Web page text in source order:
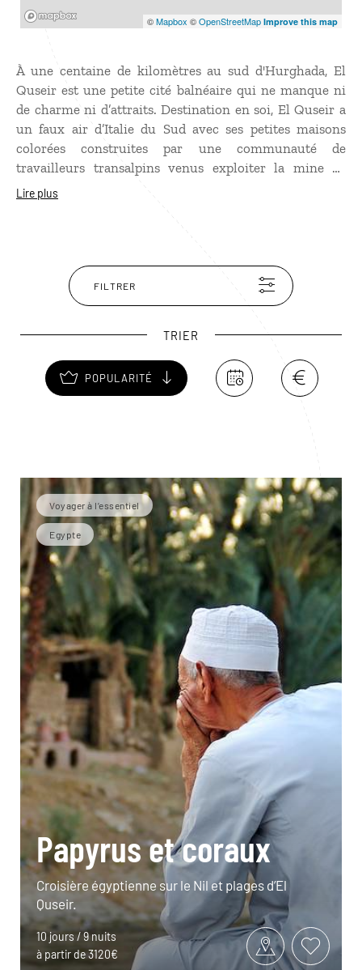
©Mapbox ©OpenStreetMap Improve this map
À une centaine de kilomètres au sud d'Hurghada, El
Quseir est une petite cité balnéaire qui ne manque ni
de charme ni d’attraits. Destination en soi, El Quseir a
un faux air d’Italie du Sud avec ses petites maisons
colorées construites par une communauté de
travailleurs transalpins venus exploiter la mine de
phosphate de la ville. Mais la principale curiosité d'El
construite, réservant des fonds coralliens de toute
Lire plus
FILTRER
TRIER
POPULARITÉ
Voyager à l’essentiel
Egypte
Papyrus et coraux
Croisière égyptienne sur le Nil et plages d’El
Quseir.
10 jours / 9 nuits
à partir de 3120€